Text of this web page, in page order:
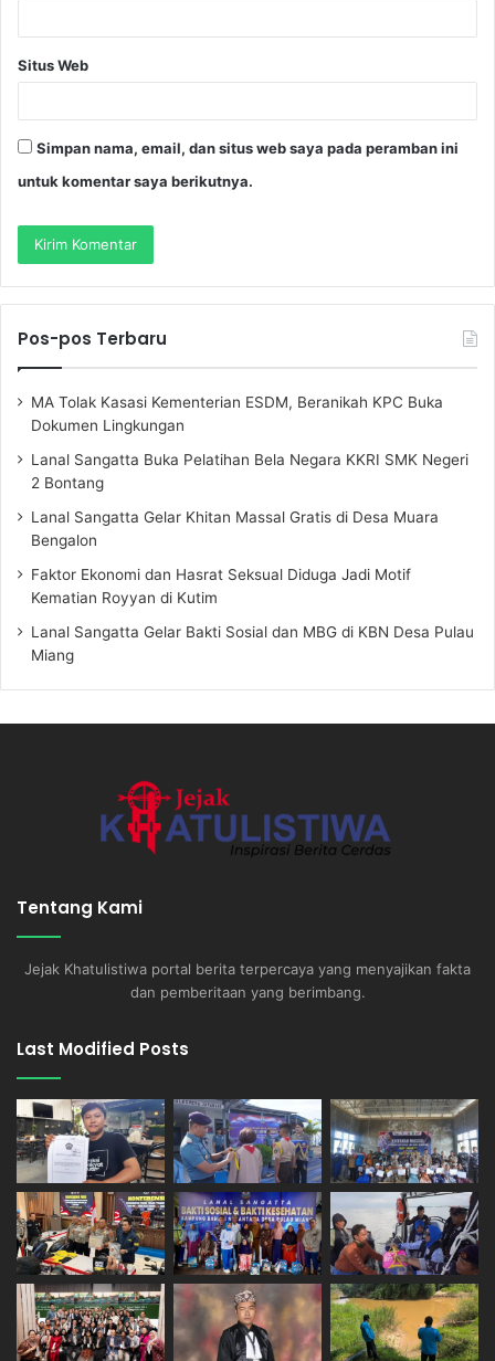
Situs Web
Simpan nama, email, dan situs web saya pada peramban ini
untuk komentar saya berikutnya.
Pos-pos Terbaru
MA Tolak Kasasi Kementerian ESDM, Beranikah KPC Buka
Dokumen Lingkungan
Lanal Sangatta Buka Pelatihan Bela Negara KKRI SMK Negeri
2 Bontang
Lanal Sangatta Gelar Khitan Massal Gratis di Desa Muara
Bengalon
Faktor Ekonomi dan Hasrat Seksual Diduga Jadi Motif
Kematian Royyan di Kutim
Lanal Sangatta Gelar Bakti Sosial dan MBG di KBN Desa Pulau
Miang
Tentang Kami
Jejak Khatulistiwa portal berita terpercaya yang menyajikan fakta
dan pemberitaan yang berimbang.
Last Modified Posts